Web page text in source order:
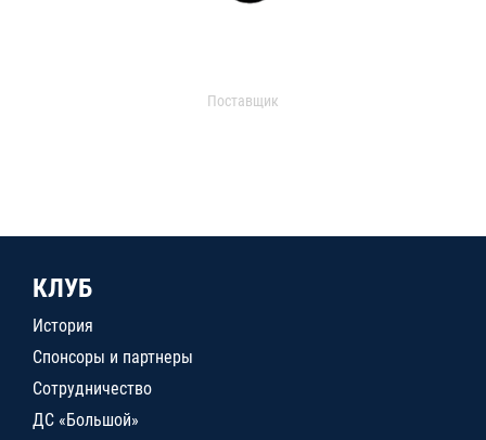
Поставщик
КЛУБ
История
Спонсоры и партнеры
Сотрудничество
ДС «Большой»